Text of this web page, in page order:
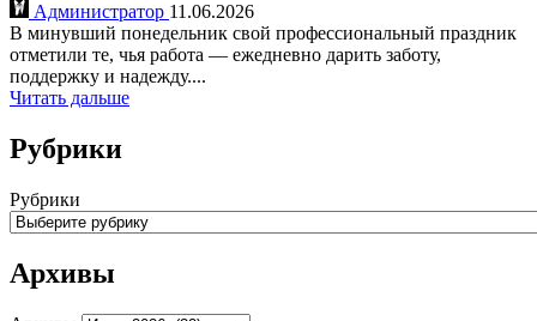
Администратор 11.06.2026
В минувший понедельник свой профессиональный праздник
отметили те, чья работа — ежедневно дарить заботу,
поддержку и надежду....
Читать дальше
Рубрики
Рубрики
Архивы